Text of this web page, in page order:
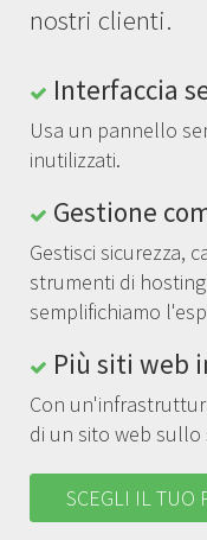
nostri clienti.
Interfaccia
Usa un pannello
inutilizzati.
Gestione
Gestisci sicurezza,
strumenti di
semplifichiamo
Più siti web
Con
di un sito web
SCEGLI IL TUO